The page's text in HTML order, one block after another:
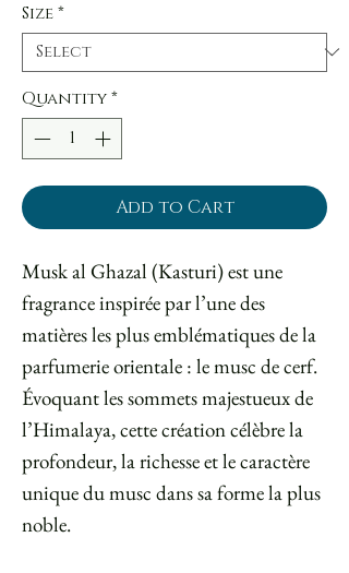
Size*
Quantity*
Add to Cart
Musk al Ghazal (Kasturi) est une
fragrance inspirée par l’une des
matières les plus emblématiques de la
parfumerie orientale : le musc de cerf.
Évoquant les sommets majestueux de
l’Himalaya, cette création célèbre la
profondeur, la richesse et le caractère
unique du musc dans sa forme la plus
noble.